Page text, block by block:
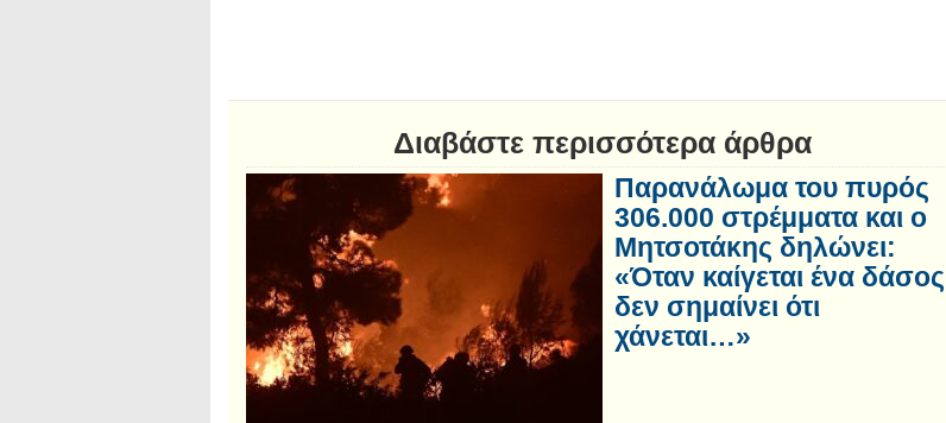
Διαβάστε περισσότερα άρθρα
Παρανάλωμα του πυρός
306.000 στρέμματα και ο
Μητσοτάκης δηλώνει:
«Όταν καίγεται ένα δάσος
δεν σημαίνει ότι
χάνεται…»